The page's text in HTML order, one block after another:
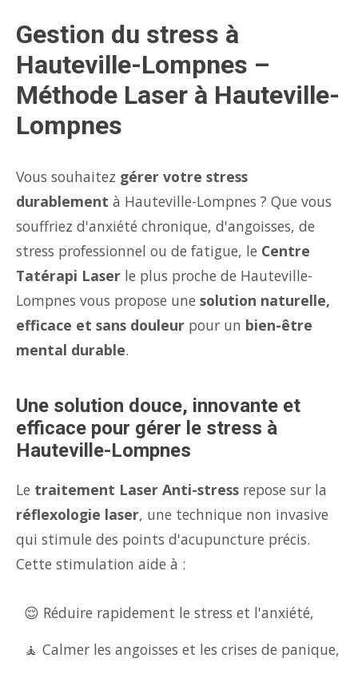
Gestion du stress à
Hauteville-Lompnes –
Méthode Laser à Hauteville-
Lompnes
Vous souhaitez gérer votre stress
durablement à Hauteville-Lompnes ? Que vous
souffriez d'anxiété chronique, d'angoisses, de
stress professionnel ou de fatigue, le Centre
Tatérapi Laser le plus proche de Hauteville-
Lompnes vous propose une solution naturelle,
efficace et sans douleur pour un bien-être
mental durable.
Une solution douce, innovante et
efficace pour gérer le stress à
Hauteville-Lompnes
Le traitement Laser Anti-stress repose sur la
réflexologie laser, une technique non invasive
qui stimule des points d'acupuncture précis.
Cette stimulation aide à :
😌 Réduire rapidement le stress et l'anxiété,
🧘 Calmer les angoisses et les crises de panique,